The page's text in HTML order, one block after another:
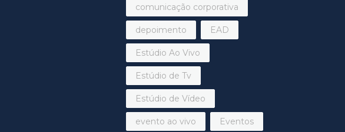
comunicação corporativa
depoimento EAD
Estúdio Ao Vivo
Estúdio de Tv
Estúdio de Vídeo
evento ao vivo Eventos